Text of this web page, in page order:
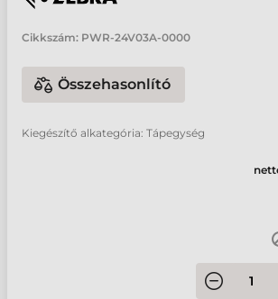
Cikkszám: PWR-24V03A-0000
Összehasonlító
Kiegészítő alkategória: Tápegység